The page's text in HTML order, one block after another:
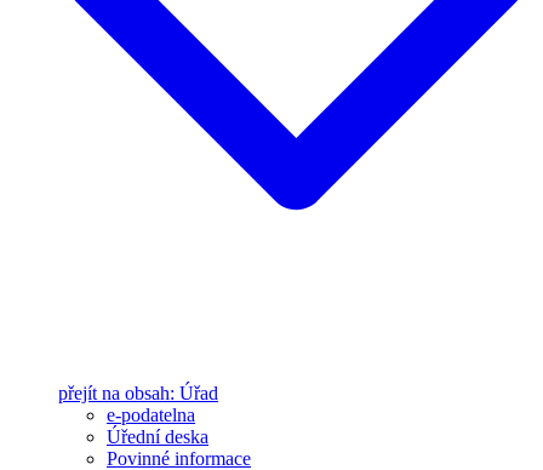
přejít na obsah: Úřad
e-podatelna
Úřední deska
Povinné informace